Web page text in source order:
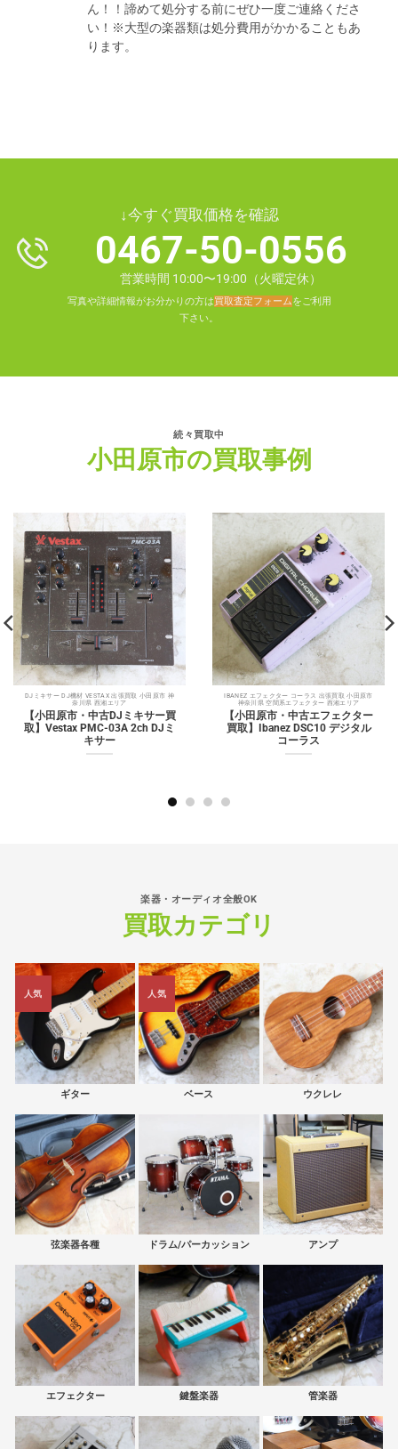
ん！！諦めて処分する前にぜひ一度ご連絡くださ
い！※大型の楽器類は処分費用がかかることもあ
ります。
↓今すぐ買取価格を確認
0467-50-0556
営業時間 10:00〜19:00（火曜定休）
写真や詳細情報がお分かりの方は買取査定フォームをご利用
下さい。
続々買取中
小田原市の買取事例
DJミキサー DJ機材 VESTAX 出張買取 小田原市 神
奈川県 西湘エリア
【小田原市・中古DJミキサー買
取】Vestax PMC-03A 2ch DJミ
キサー
IBANEZ エフェクター コーラス 出張買取 小田原市
神奈川県 空間系エフェクター 西湘エリア
【小田原市・中古エフェクター
買取】Ibanez DSC10 デジタル
コーラス
楽器・オーディオ全般OK
買取カテゴリ
人気
ギター
人気
ベース ウクレレ
弦楽器各種 ドラム/パーカッション アンプ
エフェクター 鍵盤楽器 管楽器